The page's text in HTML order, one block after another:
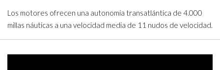
Los motores ofrecen una autonomía transatlántica de 4.000
millas náuticas a una velocidad media de 11 nudos de velocidad.